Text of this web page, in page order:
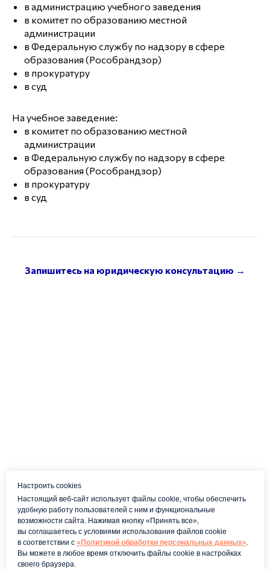
в администрацию учебного заведения
в комитет по образованию местной
администрации
в Федеральную службу по надзору в сфере
образования (Рособрандзор)
в прокуратуру
в суд
На учебное заведение:
в комитет по образованию местной
администрации
в Федеральную службу по надзору в сфере
образования (Рособрандзор)
в прокуратуру
в суд
Запишитесь на юридическую консультацию →
Настроить cookies
Настоящий веб-сайт использует файлы cookie, чтобы обеспечить
удобную работу пользователей с ним и функциональные
возможности сайта. Нажимая кнопку «Принять все»,
вы соглашаетесь с условиями использования файлов cookie
в соответствии с «Политикой обработки персональных данных»
Вы можете в любое время отключить файлы cookie в настройках
своего браузера.